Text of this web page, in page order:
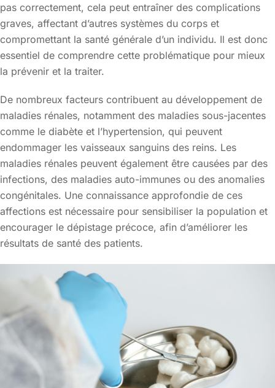
pas correctement, cela peut entraîner des complications
graves, affectant d’autres systèmes du corps et
compromettant la santé générale d’un individu. Il est donc
essentiel de comprendre cette problématique pour mieux
la prévenir et la traiter.
De nombreux facteurs contribuent au développement de
maladies rénales, notamment des maladies sous-jacentes
comme le diabète et l’hypertension, qui peuvent
endommager les vaisseaux sanguins des reins. Les
maladies rénales peuvent également être causées par des
infections, des maladies auto-immunes ou des anomalies
congénitales. Une connaissance approfondie de ces
affections est nécessaire pour sensibiliser la population et
encourager le dépistage précoce, afin d’améliorer les
résultats de santé des patients.